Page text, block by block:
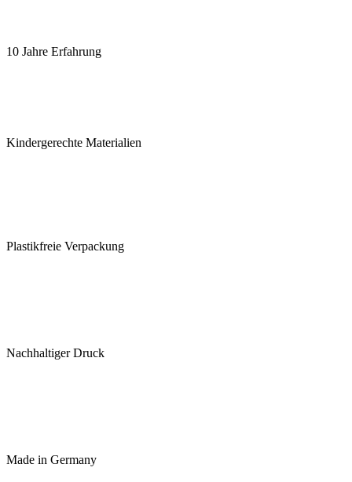
10 Jahre Erfahrung
Kindergerechte Materialien
Plastikfreie Verpackung
Nachhaltiger Druck
Made in Germany